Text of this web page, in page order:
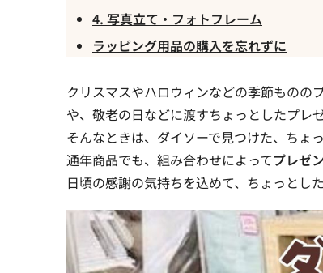
4. 写真立て・フォトフレーム
ラッピング用品の購入を忘れずに
クリスマスやハロウィンなどの季節ものの
や、敬老の日などに渡すちょっとしたプレ
そんなときは、 ダイソーで見つけた、ちょ
通年商品でも、組み合わせによってプレゼ
日頃の感謝の気持ちを込めて、ちょっとし